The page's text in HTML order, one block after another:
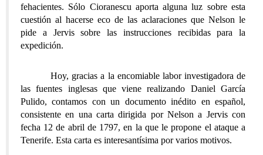
fehacientes. Sólo Cioranescu aporta alguna luz sobre esta
cuestión al hacerse eco de las aclaraciones que Nelson le
pide a Jervis sobre las instrucciones recibidas para la
expedición.
Hoy, gracias a la encomiable labor investigadora de
las fuentes inglesas que viene realizando Daniel García
Pulido, contamos con un documento inédito en español,
consistente en una carta dirigida por Nelson a Jervis con
fecha 12 de abril de 1797, en la que le propone el ataque a
Tenerife. Esta carta es interesantísima por varios motivos.